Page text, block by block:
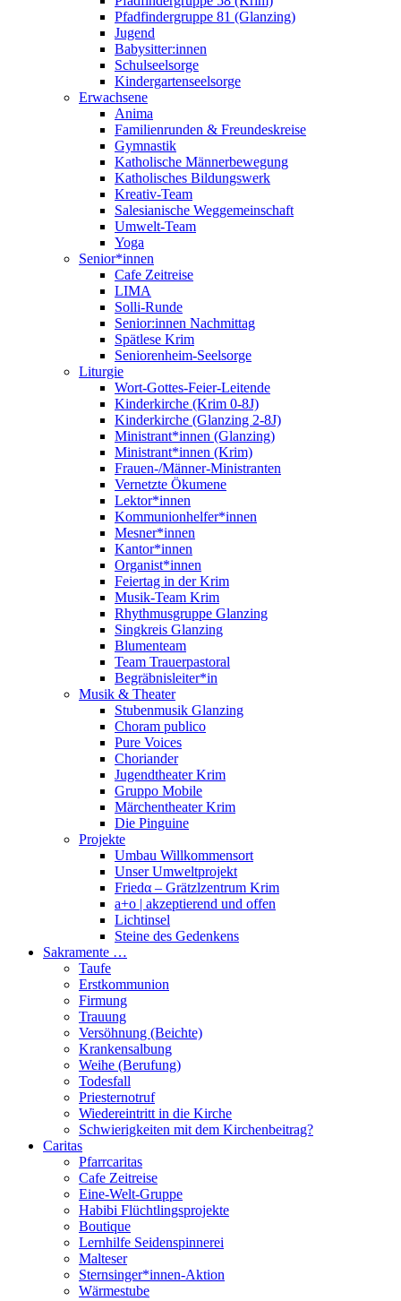
Pfadfindergruppe 81 (Glanzing)
Jugend
Babysitter:innen
Schulseelsorge
Kindergartenseelsorge
Erwachsene
Anima
Familienrunden & Freundeskreise
Gymnastik
Katholische Männerbewegung
Katholisches Bildungswerk
Kreativ-Team
Salesianische Weggemeinschaft
Umwelt-Team
Yoga
Senior*innen
Cafe Zeitreise
LIMA
Solli-Runde
Senior:innen Nachmittag
Spätlese Krim
Seniorenheim-Seelsorge
Liturgie
Wort-Gottes-Feier-Leitende
Kinderkirche (Krim 0-8J)
Kinderkirche (Glanzing 2-8J)
Ministrant*innen (Glanzing)
Ministrant*innen (Krim)
Frauen-/Männer-Ministranten
Vernetzte Ökumene
Lektor*innen
Kommunionhelfer*innen
Mesner*innen
Kantor*innen
Organist*innen
Feiertag in der Krim
Musik-Team Krim
Rhythmusgruppe Glanzing
Singkreis Glanzing
Blumenteam
Team Trauerpastoral
Begräbnisleiter*in
Musik & Theater
Stubenmusik Glanzing
Choram publico
Pure Voices
Choriander
Jugendtheater Krim
Gruppo Mobile
Märchentheater Krim
Die Pinguine
Projekte
Umbau Willkommensort
Unser Umweltprojekt
Friedα – Grätzlzentrum Krim
a+o | akzeptierend und offen
Lichtinsel
Steine des Gedenkens
Sakramente …
Taufe
Erstkommunion
Firmung
Trauung
Versöhnung (Beichte)
Krankensalbung
Weihe (Berufung)
Todesfall
Priesternotruf
Wiedereintritt in die Kirche
Schwierigkeiten mit dem Kirchenbeitrag?
Caritas
Pfarrcaritas
Cafe Zeitreise
Eine-Welt-Gruppe
Habibi Flüchtlingsprojekte
Boutique
Lernhilfe Seidenspinnerei
Malteser
Sternsinger*innen-Aktion
Wärmestube